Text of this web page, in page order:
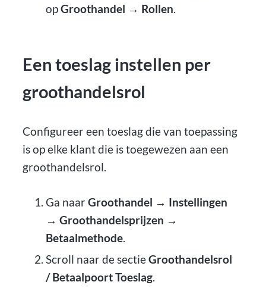
opGroothandel → Rollen.
Een toeslag instellen per
groothandelsrol
Configureer een toeslag die van toepassing
is op elke klant die is toegewezen aan een
groothandelsrol.
Ga naarGroothandel → Instellingen
→ Groothandelsprijzen →
Betaalmethode.
Scroll naar de sectieGroothandelsrol
/ Betaalpoort Toeslag.